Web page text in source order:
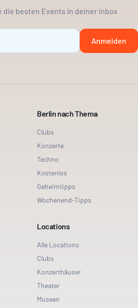
die besten Events in deiner Inbox
Anmelden
Berlin nach Thema
Clubs
Konzerte
Techno
Kostenlos
Geheimtipps
Wochenend-Tipps
Locations
Alle Locations
Clubs
Konzerthäuser
Theater
Museen